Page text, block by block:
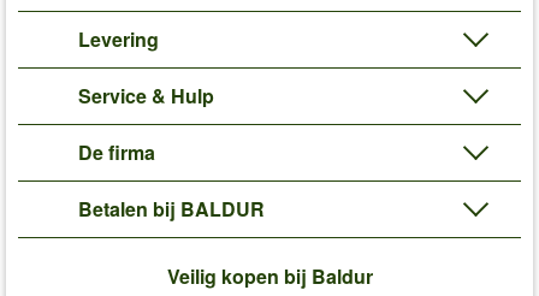
Levering
Service & Hulp
De firma
Betalen bij BALDUR
Veilig kopen bij Baldur